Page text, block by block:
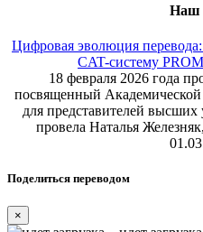
Наш
Цифровая эволюция
CAT-систему
18 февраля 2026 года
посвященный
для представителей
провела Наталья
Поделиться переводом
×